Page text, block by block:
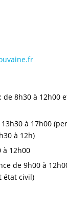
8h30 à 12h00
à 17h00
à 12h)
à 12h00
de 9h00 à
état civil)